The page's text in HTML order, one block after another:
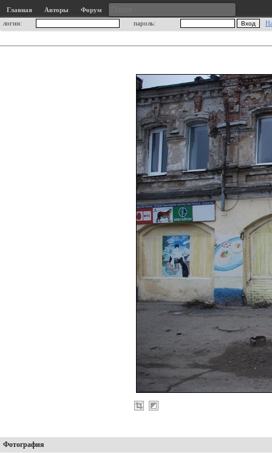
Главная Авторы
Форум
логин:
пароль:
Фотография